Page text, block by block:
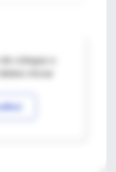
colegas o